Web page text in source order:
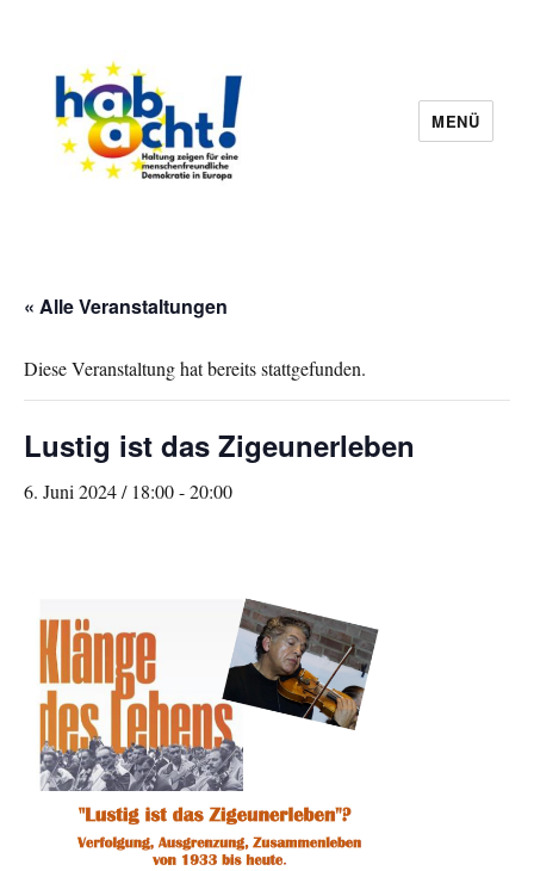
MENÜ
« Alle Veranstaltungen
Diese Veranstaltung hat bereits stattgefunden.
Lustig ist das Zigeunerleben
6. Juni 2024 / 18:00-20:00